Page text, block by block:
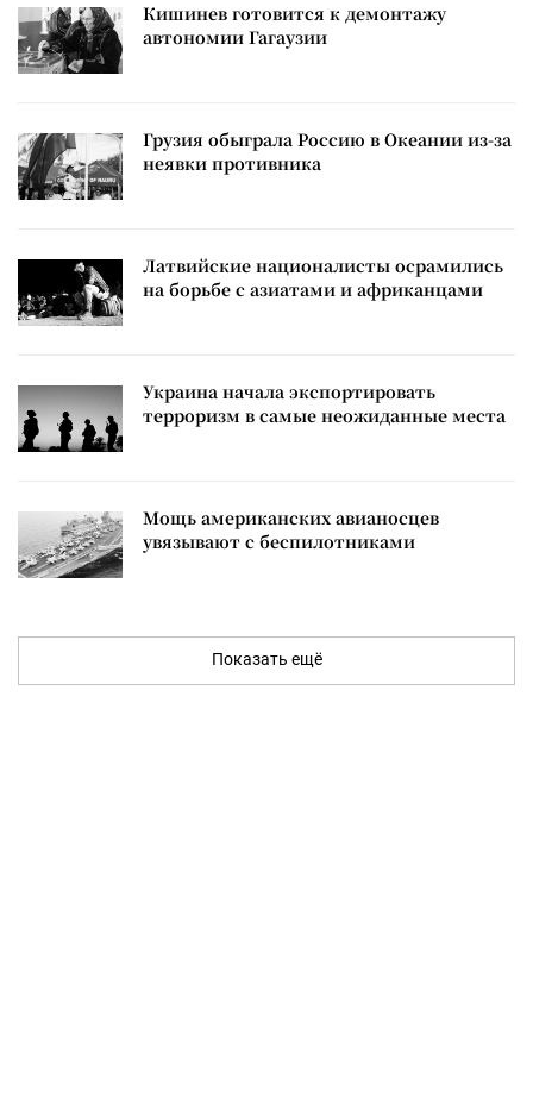
Кишинев готовится к демонтажу
автономии Гагаузии
Грузия обыграла Россию в Океании из-за
неявки противника
Латвийские националисты осрамились
на борьбе с азиатами и африканцами
Украина начала экспортировать
терроризм в самые неожиданные места
Мощь американских авианосцев
увязывают с беспилотниками
Показать ещё